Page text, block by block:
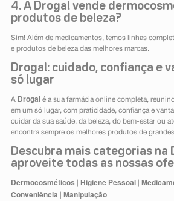
4. A Drogal vende
produtos de beleza?
Sim! Além de medicamentos, temos linhas
e produtos de beleza das melhores marcas.
Drogal: cuidado, confiança e
só lugar
A Drogal é a sua farmácia online completa,
em um só lugar, com praticidade, confiança e
cuidar da sua saúde, da beleza, do bem-estar ou
encontra sempre os melhores produtos de
Descubra mais categorias na
aproveite todas as nossas
Dermocosméticos Higiene Pessoal
Conveniência Manipulação